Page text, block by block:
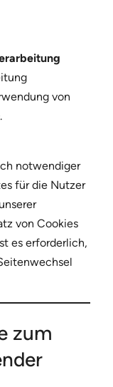
von
notwendiger
für die Nutzer
von Cookies
es erforderlich,
zum